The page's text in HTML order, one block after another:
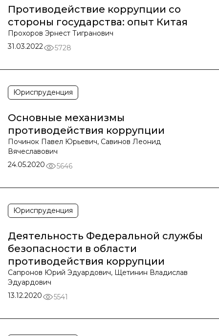
Противодействие коррупции со
стороны государства: опыт Китая
Прохоров Эрнест Тигранович
31.03.2022
5728
Юриспруденция
Основные механизмы
противодействия коррупции
Починок Павел Юрьевич, Савинов Леонид
Вячеславович
24.05.2020
5646
Юриспруденция
Деятельность Федеральной службы
безопасности в области
противодействия коррупции
Сапронов Юрий Эдуардович, Щетинин Владислав
Эдуардович
13.12.2020
5541